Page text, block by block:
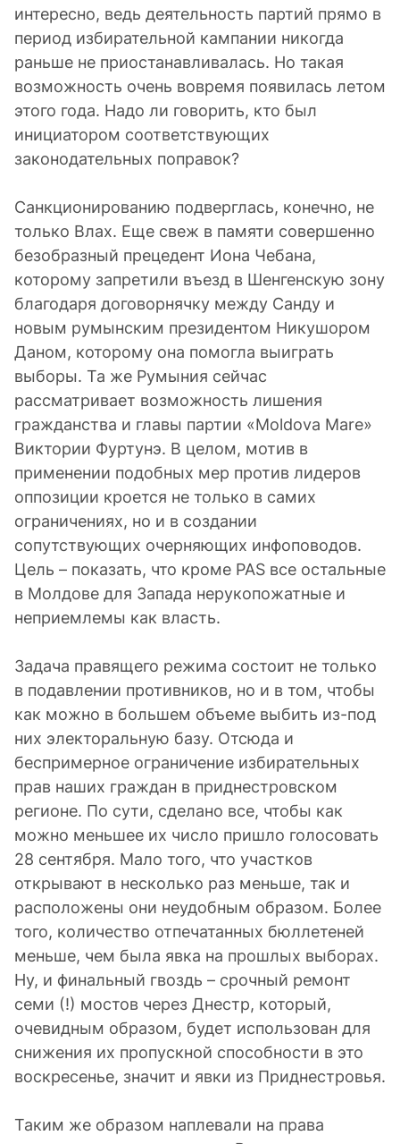
интересно, ведь деятельность партий прямо в
период избирательной кампании никогда
раньше не приостанавливалась. Но такая
возможность очень вовремя появилась летом
этого года. Надо ли говорить, кто был
инициатором соответствующих
законодательных поправок?
Санкционированию подверглась, конечно, не
только Влах. Еще свеж в памяти совершенно
безобразный прецедент Иона Чебана,
которому запретили въезд в Шенгенскую зону
благодаря договорнячку между Санду и
новым румынским президентом Никушором
Даном, которому она помогла выиграть
выборы. Та же Румыния сейчас
рассматривает возможность лишения
гражданства и главы партии «Moldova Mare»
Виктории Фуртунэ. В целом, мотив в
применении подобных мер против лидеров
оппозиции кроется не только в самих
ограничениях, но и в создании
сопутствующих очерняющих инфоповодов.
Цель – показать, что кроме PAS все остальные
в Молдове для Запада нерукопожатные и
неприемлемы как власть.
Задача правящего режима состоит не только
в подавлении противников, но и в том, чтобы
как можно в большем объеме выбить из-под
них электоральную базу. Отсюда и
беспримерное ограничение избирательных
прав наших граждан в приднестровском
регионе. По сути, сделано все, чтобы как
можно меньшее их число пришло голосовать
28 сентября. Мало того, что участков
открывают в несколько раз меньше, так и
расположены они неудобным образом. Более
того, количество отпечатанных бюллетеней
меньше, чем была явка на прошлых выборах.
Ну, и финальный гвоздь – срочный ремонт
семи (!) мостов через Днестр, который,
очевидным образом, будет использован для
снижения их пропускной способности в это
воскресенье, значит и явки из Приднестровья.
Таким же образом наплевали на права